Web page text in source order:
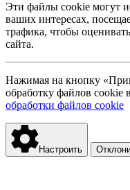
Эти файлы cookie могут
ваших интересах,
трафика, чтобы
сайта.
Нажимая на кнопку
обработку файлов cookie
обработки файлов cookie
Настроить